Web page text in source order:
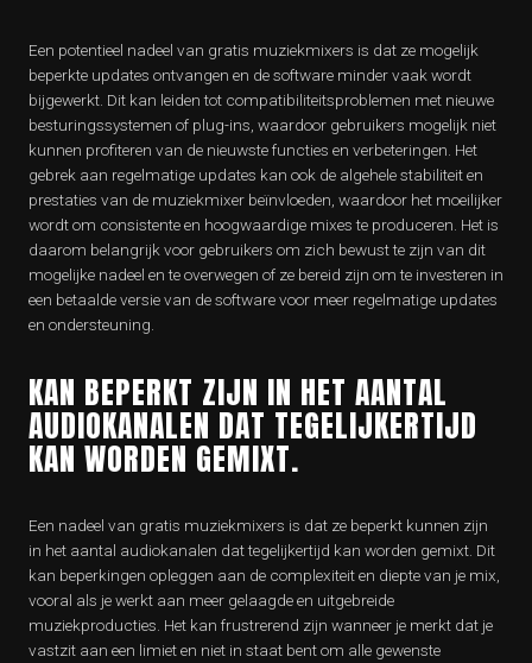
Een potentieel nadeel van gratis muziekmixers is dat ze mogelijk
beperkte updates ontvangen en de software minder vaak wordt
bijgewerkt. Dit kan leiden tot compatibiliteitsproblemen met nieuwe
besturingssystemen of plug-ins, waardoor gebruikers mogelijk niet
kunnen profiteren van de nieuwste functies en verbeteringen. Het
gebrek aan regelmatige updates kan ook de algehele stabiliteit en
prestaties van de muziekmixer beïnvloeden, waardoor het moeilijker
wordt om consistente en hoogwaardige mixes te produceren. Het is
daarom belangrijk voor gebruikers om zich bewust te zijn van dit
mogelijke nadeel en te overwegen of ze bereid zijn om te investeren in
een betaalde versie van de software voor meer regelmatige updates
en ondersteuning.
KAN BEPERKT ZIJN IN HET AANTAL
AUDIOKANALEN DAT TEGELIJKERTIJD
KAN WORDEN GEMIXT.
Een nadeel van gratis muziekmixers is dat ze beperkt kunnen zijn
in het aantal audiokanalen dat tegelijkertijd kan worden gemixt. Dit
kan beperkingen opleggen aan de complexiteit en diepte van je mix,
vooral als je werkt aan meer gelaagde en uitgebreide
muziekproducties. Het kan frustrerend zijn wanneer je merkt dat je
vastzit aan een limiet en niet in staat bent om alle gewenste